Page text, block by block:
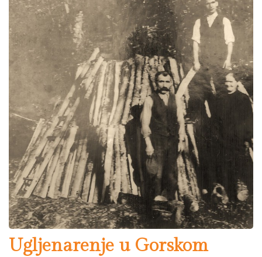
Ugljenarenje u Gorskom